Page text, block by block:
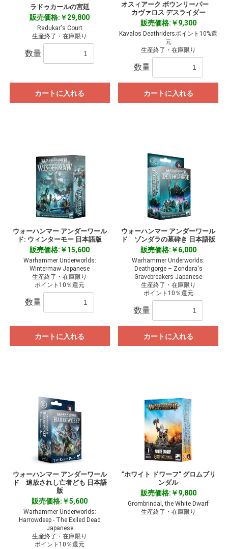
ラドゥカールの宮廷
販売価格:￥29,800
Radukar's Court
生産終了・在庫限り
数量
カートに入れる
オスィアーク ボウンリーパー
カヴァロス デスライダー
販売価格:￥9,300
Kavalos Deathridersポイント10%還
元
生産終了・在庫限り
数量
カートに入れる
ウォーハンマー アンダーワール
ド: ウィンターモー 日本語版
販売価格:￥15,600
Warhammer Underworlds:
Wintermaw Japanese
生産終了・在庫限り
ポイント10％還元
数量
カートに入れる
ウォーハンマー アンダーワール
ド ゾンダラの墓砕き 日本語版
販売価格:￥6,000
Warhammer Underworlds:
Deathgorge – Zondara's
Gravebreakers Japanese
生産終了・在庫限り
ポイント10％還元
数量
カートに入れる
ウォーハンマー アンダーワール
ド 追放されし亡者ども 日本語
版
販売価格:￥5,600
Warhammer Underworlds:
Harrowdeep - The Exiled Dead
Japanese
生産終了・在庫限り
ポイント10％還元
“ホワイト ドワーフ” グロムブリ
ンダル
販売価格:￥9,800
Grombrindal, the White Dwarf
生産終了・在庫限り